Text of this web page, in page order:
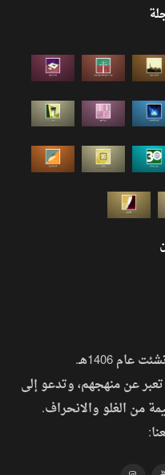
1406هـ.
عن منهجهم، وتدعو إلى
من الغلو والانحراف.